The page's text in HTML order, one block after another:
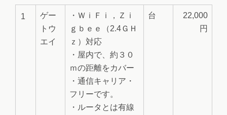
1
ゲー
トウ
エイ
・ＷｉＦｉ，Ｚｉ
ｇｂｅｅ（2.4ＧＨ
ｚ）対応
・屋内で、約３０
ｍの距離をカバー
・通信キャリア・
フリーです。
・ルータとは有線
台
22,000
円